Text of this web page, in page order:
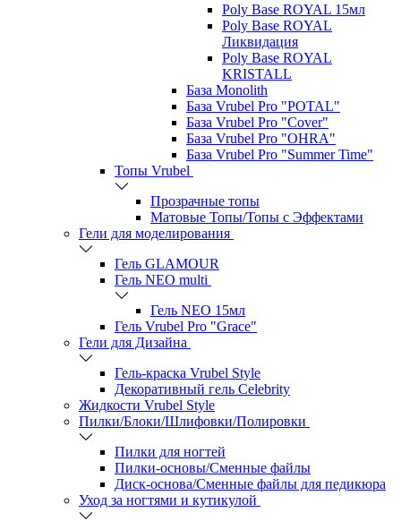
Poly Base ROYAL 15мл
Poly Base ROYAL
Ликвидация
Poly Base ROYAL
KRISTALL
База Monolith
База Vrubel Pro "POTAL"
База Vrubel Pro "Сover"
База Vrubel Pro "OHRA"
База Vrubel Pro "Summer Time"
Топы Vrubel
Прозрачные топы
Матовые Топы/Топы с Эффектами
Гели для моделирования
Гель GLAMOUR
Гель NEO multi
Гель NEO 15мл
Гель Vrubel Pro "Grace"
Гели для Дизайна
Гель-краска Vrubel Style
Декоративный гель Celebrity
Жидкости Vrubel Style
Пилки/Блоки/Шлифовки/Полировки
Пилки для ногтей
Пилки-основы/Сменные файлы
Диск-основа/Сменные файлы для педикюра
Уход за ногтями и кутикулой